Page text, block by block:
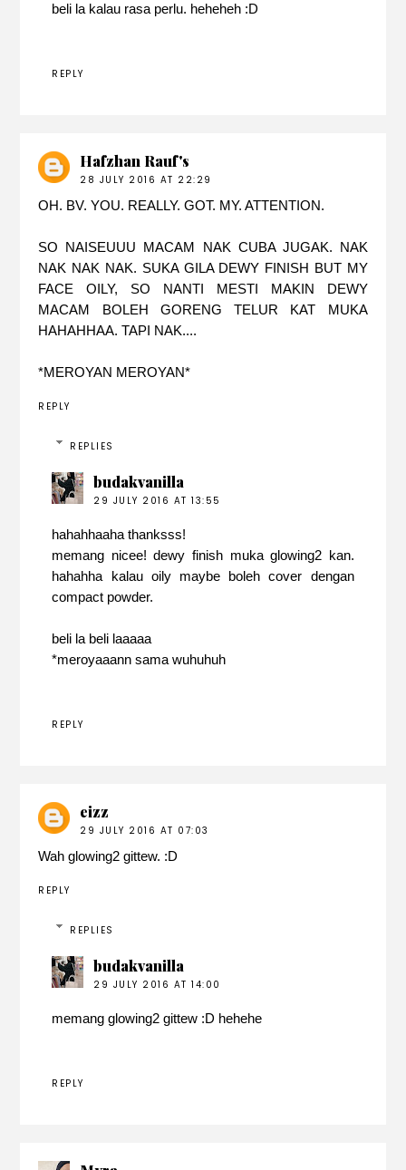
beli la kalau rasa perlu. heheheh :D
REPLY
Hafzhan Rauf's
28 JULY 2016 AT 22:29
OH. BV. YOU. REALLY. GOT. MY. ATTENTION.
SO NAISEUUU MACAM NAK CUBA JUGAK. NAK
NAK NAK NAK. SUKA GILA DEWY FINISH BUT MY
FACE OILY, SO NANTI MESTI MAKIN DEWY
MACAM BOLEH GORENG TELUR KAT MUKA
HAHAHHAA. TAPI NAK....
*MEROYAN MEROYAN*
REPLY
REPLIES
budakvanilla
29 JULY 2016 AT 13:55
hahahhaaha thanksss!
memang nicee! dewy finish muka glowing2 kan.
hahahha kalau oily maybe boleh cover dengan
compact powder.
beli la beli laaaaa
*meroyaaann sama wuhuhuh
REPLY
eizz
29 JULY 2016 AT 07:03
Wah glowing2 gittew. :D
REPLY
REPLIES
budakvanilla
29 JULY 2016 AT 14:00
memang glowing2 gittew :D hehehe
REPLY